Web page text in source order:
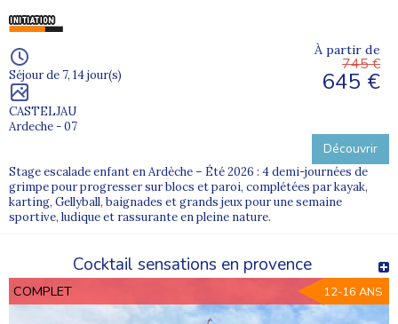
Séjour de 7, 14 jour(s)
CASTELJAU
Ardeche - 07
À partir de
745 €
645 €
Découvrir
Stage escalade enfant en Ardèche – Été 2026 : 4 demi-journées de
grimpe pour progresser sur blocs et paroi, complétées par kayak,
karting, Gellyball, baignades et grands jeux pour une semaine
sportive, ludique et rassurante en pleine nature.
Cocktail sensations en provence
COMPLET 12-16 ANS